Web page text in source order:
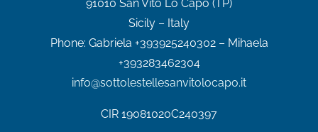
91010 San Vito Lo Capo (TP)
Sicily – Italy
Phone: Gabriela +393925240302 – Mihaela
+393283462304
info@sottolestellesanvitolocapo.it
CIR 19081020C240397